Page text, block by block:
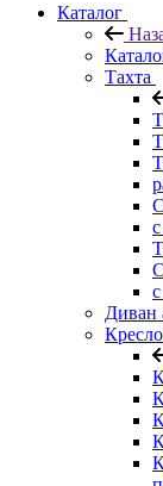
Каталог
Тахта
Диван